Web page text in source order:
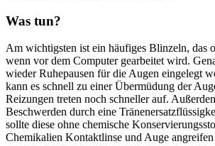
Was tun?
Am wichtigsten ist ein häufiges Blinzeln, das
wenn vor dem Computer gearbeitet wird.
wieder Ruhepausen für die Augen eingelegt
kann es schnell zu einer Übermüdung der
Reizungen treten noch schneller auf.
Beschwerden durch eine
sollte diese ohne chemische
Chemikalien Kontaktlinse und Auge